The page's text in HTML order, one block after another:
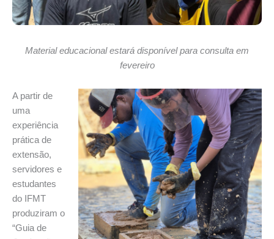
Material educacional estará disponível para consulta em
fevereiro
A partir de
uma
experiência
prática de
extensão,
servidores e
estudantes
do IFMT
produziram o
“Guia de